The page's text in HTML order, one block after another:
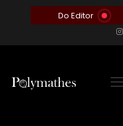
Do Editor
A Roleta da Miséria: Quando a Devoção Cega Encontra o Link na Bio. A Queda do Brasileiro Pelas Mãos de Seus Influencers.